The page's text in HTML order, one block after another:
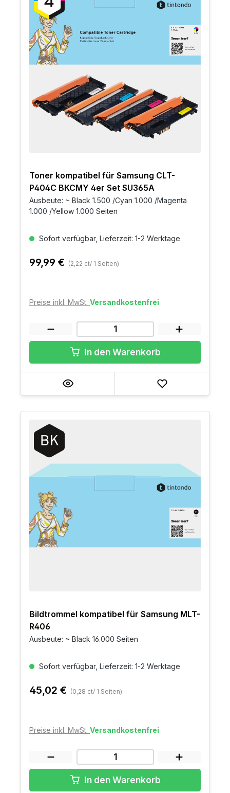
Toner kompatibel für Samsung CLT-
P404C BKCMY 4er Set SU365A
Ausbeute: ~ Black 1.500 /Cyan 1.000 /Magenta
1.000 /Yellow 1.000 Seiten
Sofort verfügbar, Lieferzeit: 1-2 Werktage
99,99 € (2,22 ct/ 1 Seiten)
Preise inkl. MwSt. Versandkostenfrei
In den Warenkorb
Bildtrommel kompatibel für Samsung MLT-
R406
Ausbeute: ~ Black 16.000 Seiten
Sofort verfügbar, Lieferzeit: 1-2 Werktage
45,02 € (0,28 ct/ 1 Seiten)
Preise inkl. MwSt. Versandkostenfrei
In den Warenkorb